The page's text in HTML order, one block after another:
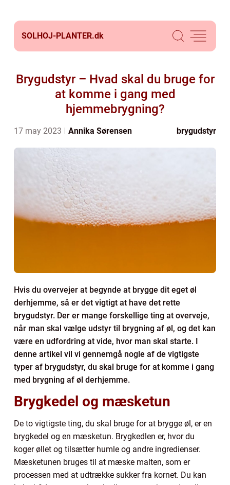
SOLHOJ-PLANTER.dk
Brygudstyr – Hvad skal du bruge for
at komme i gang med
hjemmebrygning?
17 may 2023 Annika Sørensen brygudstyr
Hvis du overvejer at begynde at brygge dit eget øl
derhjemme, så er det vigtigt at have det rette
brygudstyr. Der er mange forskellige ting at overveje,
når man skal vælge udstyr til brygning af øl, og det kan
være en udfordring at vide, hvor man skal starte. I
denne artikel vil vi gennemgå nogle af de vigtigste
typer af brygudstyr, du skal bruge for at komme i gang
med brygning af øl derhjemme.
Brygkedel og mæsketun
De to vigtigste ting, du skal bruge for at brygge øl, er en
brygkedel og en mæsketun. Brygkedlen er, hvor du
koger øllet og tilsætter humle og andre ingredienser.
Mæsketunen bruges til at mæske malten, som er
processen med at udtrække sukker fra kornet. Du kan